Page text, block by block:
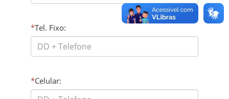
*Tel. Fixo:
*Celular: